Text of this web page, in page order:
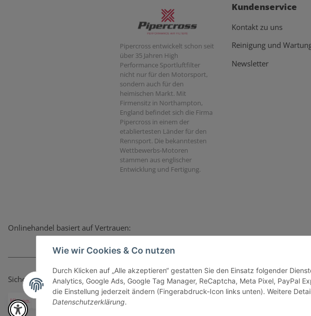
Wie wir Cookies & Co nutzen
Durch Klicken auf „Alle akzeptieren“ gestatten Sie den Einsatz folgender
Analytics, Google Ads, Google Tag Manager, ReCaptcha, Meta Pixel, PayPal
die Einstellung jederzeit ändern (Fingerabdruck-Icon links unten). Weitere
Datenschutzerklärung.
Pipercross entwickelt schon seit
über 35 Jahren High
Performance Sportluftfilter
nicht nur für den Motorsport,
sondern auch für den
heimischen Markt. Mit
Firmensitz in Northampton,
England befindet sich die Firma
Pipercross in einem der
etabliertesten Länder für den
Rennsport. Die bekanntesten
Wettbewerbs-Motoren
stammen aus englischer
Entwicklung und Fertigung.
Kundenservice
Kontakt zu uns
Reinigung und
Newsletter
Onlinehandel basiert auf Vertrauen:
Sicher bezahlen via: